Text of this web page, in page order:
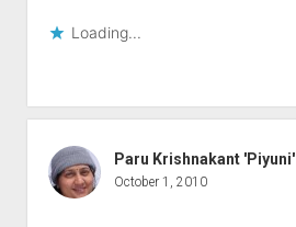
Loading...
Paru Krishnakant 'Piyuni'
October 1, 2010